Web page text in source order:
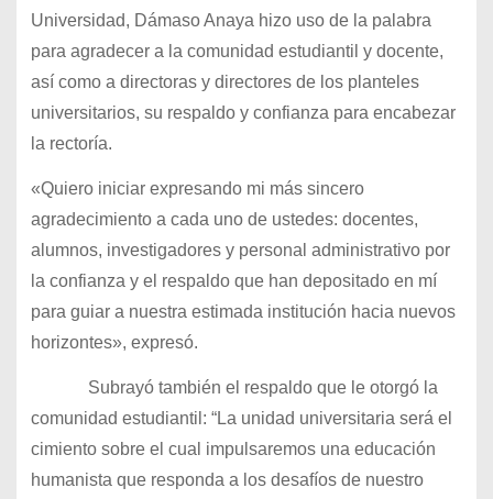
Universidad, Dámaso Anaya hizo uso de la palabra
para agradecer a la comunidad estudiantil y docente,
así como a directoras y directores de los planteles
universitarios, su respaldo y confianza para encabezar
la rectoría.
«Quiero iniciar expresando mi más sincero
agradecimiento a cada uno de ustedes: docentes,
alumnos, investigadores y personal administrativo por
la confianza y el respaldo que han depositado en mí
para guiar a nuestra estimada institución hacia nuevos
horizontes», expresó.
Subrayó también el respaldo que le otorgó la
comunidad estudiantil: “La unidad universitaria será el
cimiento sobre el cual impulsaremos una educación
humanista que responda a los desafíos de nuestro